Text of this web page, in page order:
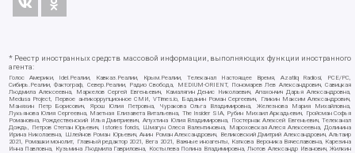
* Реестр иностранных средств массовой информации, выполняющих функции иностранного
агента:
Голос Америки, Idel.Реалии, Кавказ.Реалии, Крым.Реалии, Телеканал Настоящее Время, Azatliq Radiosi, PCE/PC,
Сибирь.Реалии, Фактограф, Север.Реалии, Радио Свобода, MEDIUM-ORIENT, Пономарев Лев Александрович, Савицкая
Людмила Алексеевна, Маркелов Сергей Евгеньевич, Камалягин Денис Николаевич, Апахончич Дарья Александровна,
Medusa Project, Первое антикоррупционное СМИ, VTimes.io, Баданин Роман Сергеевич, Гликин Максим Александрович,
Маняхин Петр Борисович, Ярош Юлия Петровна, Чуракова Ольга Владимировна, Железнова Мария Михайловна,
Лукьянова Юлия Сергеевна, Маетная Елизавета Витальевна, The Insider SIA, Рубин Михаил Аркадьевич, Гройсман Софья
Романовна, Рождественский Илья Дмитриевич, Апухтина Юлия Владимировна, Постернак Алексей Евгеньевич, Телеканал
Дождь, Петров Степан Юрьевич, Istories fonds, Шмагун Олеся Валентиновна, Мароховская Алеся Алексеевна, Долинина
Ирина Николаевна, Шлейнов Роман Юрьевич, Анин Роман Александрович, Великовский Дмитрий Александрович, Альтаир
2021, Ромашки монолит, Главный редактор 2021, Вега 2021, Важные иноагенты, Каткова Вероника Вячеславовна, Карезина
Инна Павловна, Кузьмина Людмила Гавриловна, Костылева Полина Владимировна, Лютов Александр Иванович, Жилкин